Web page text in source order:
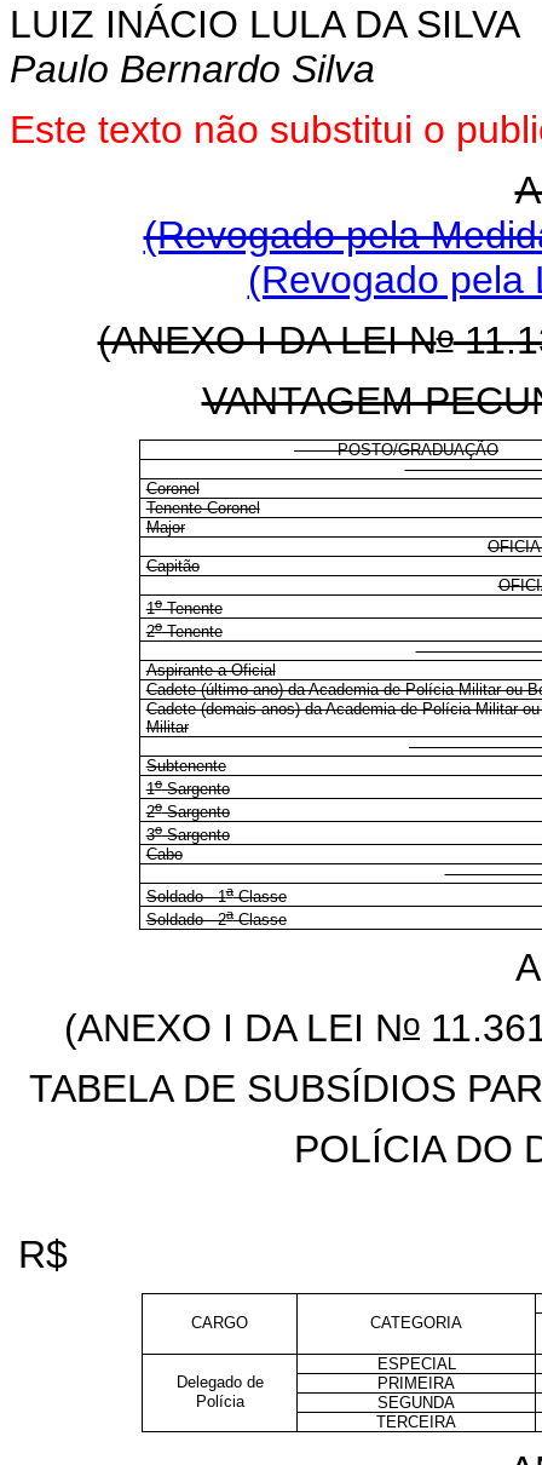
LUIZ INÁCIO LULA DA SILVA
Paulo Bernardo Silva
Este texto não substitui o
(Revogado pela
(Revogado pela
(ANEXO I DA LEI No
VANTAGEM
POSTO/GRADUAÇÃO
Coronel
Tenente-Coronel
Major
Capitão
1oTenente
2oTenente
Aspirante a Oficial
Cadete (último ano) da Academia de Polícia Militar ou
Cadete (demais anos) da Academia de Polícia Militar
Militar
Subtenente
1oSargento
2oSargento
3oSargento
Cabo
Soldado - 1aClasse
Soldado - 2aClasse
(ANEXO I DA LEI No
TABELA DE SUBSÍDIOS
POLÍCIA DO
R$
CARGO CATEGORIA
ESPECIAL
Delegado de
PRIMEIRA
Polícia
SEGUNDA
TERCEIRA